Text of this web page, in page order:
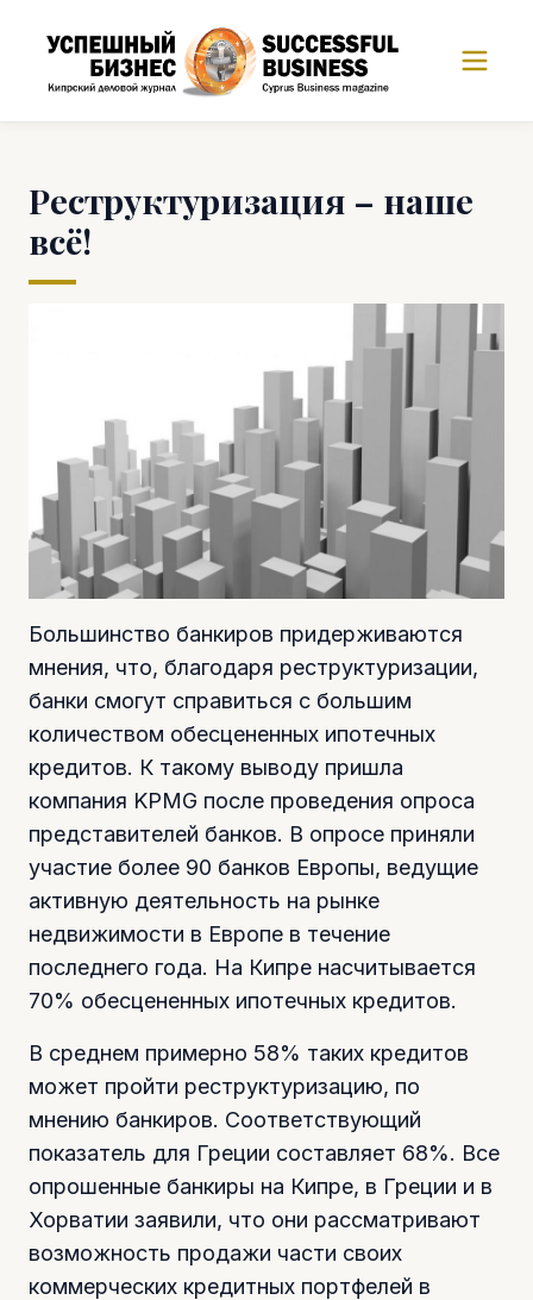
Реструктуризация – наше
всё!
Большинство банкиров придерживаются
мнения, что, благодаря реструктуризации,
банки смогут справиться с большим
количеством обесцененных ипотечных
кредитов. К такому выводу пришла
компания KPMG после проведения опроса
представителей банков. В опросе приняли
участие более 90 банков Европы, ведущие
активную деятельность на рынке
недвижимости в Европе в течение
последнего года. На Кипре насчитывается
70% обесцененных ипотечных кредитов.
В среднем примерно 58% таких кредитов
может пройти реструктуризацию, по
мнению банкиров. Соответствующий
показатель для Греции составляет 68%. Все
опрошенные банкиры на Кипре, в Греции и в
Хорватии заявили, что они рассматривают
возможность продажи части своих
коммерческих кредитных портфелей в